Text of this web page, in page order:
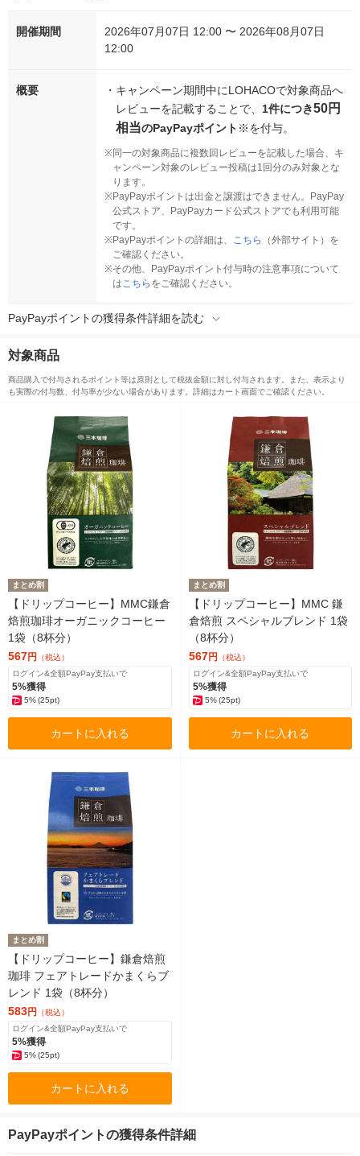
開催期間
2026年07月07日 12:00 〜 2026年08月07日
12:00
概要 ・ キャンペーン期間中にLOHACOで対象商品へ
レビューを記載することで、 1件につき50円
相当のPayPayポイント ※を付与。
※同一の対象商品に複数回レビューを記載した場合、キ
ャンペーン対象のレビュー投稿は1回分のみ対象とな
ります。
※PayPayポイントは出金と譲渡はできません。PayPay
公式ストア、PayPayカード公式ストアでも利用可能
です。
※PayPayポイントの詳細は、 こちら
（外部サイト）を
ご確認ください。
※その他、PayPayポイント付与時の注意事項について
はこちら をご確認ください。
PayPayポイントの獲得条件詳細を読む
対象商品
商品購入で付与されるポイント等は原則として税抜金額に対し付与されます。また、表示より
も実際の付与数、付与率が少ない場合があります。詳細はカート画面でご確認ください。
まとめ割
【ドリップコーヒー】MMC鎌倉
焙煎珈琲オーガニックコーヒー
1袋（8杯分）
567円 （税込）
ログイン&全額PayPay支払いで
5%獲得
5%(25pt)
カートに入れる
まとめ割
【ドリップコーヒー】MMC 鎌
倉焙煎 スペシャルブレンド 1袋
（8杯分）
567円 （税込）
ログイン&全額PayPay支払いで
5%獲得
5% (25pt)
カートに入れる
まとめ割
【ドリップコーヒー】鎌倉焙煎
珈琲 フェアトレードかまくらブ
レンド 1袋（8杯分）
583円
（税込）
ログイン&全額PayPay支払いで
5%獲得
5%(25pt)
カートに入れる
PayPayポイントの獲得条件詳細